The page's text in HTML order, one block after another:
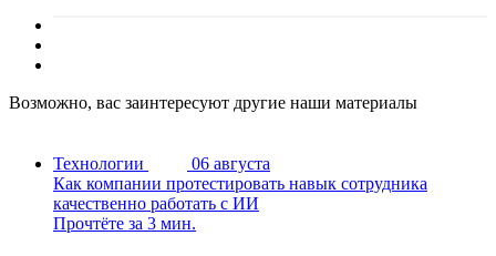
Возможно, вас заинтересуют другие наши материалы
Технологии
06 августа
Как компании протестировать навык сотрудника
качественно работать с ИИ
Прочтёте за 3 мин.